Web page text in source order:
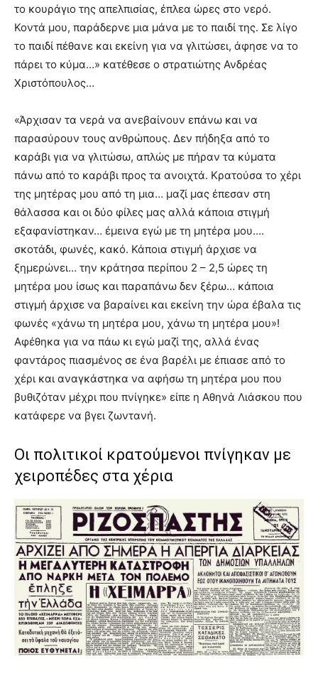
το κουράγιο της απελπισίας, έπλεα ώρες στο νερό.
Κοντά μου, παράδερνε μια μάνα με το παιδί της. Σε λίγο
το παιδί πέθανε και εκείνη για να γλιτώσει, άφησε να το
πάρει το κύμα…» κατέθεσε ο στρατιώτης Ανδρέας
Χριστόπουλος…
«Άρχισαν τα νερά να ανεβαίνουν επάνω και να
παρασύρουν τους ανθρώπους. Δεν πήδηξα από το
καράβι για να γλιτώσω, απλώς με πήραν τα κύματα
πάνω από το καράβι προς τα ανοιχτά. Κρατούσα το χέρι
της μητέρας μου από τη μια… μαζί μας έπεσαν στη
θάλασσα και οι δύο φίλες μας αλλά κάποια στιγμή
εξαφανίστηκαν… έμεινα εγώ με τη μητέρα μου….
σκοτάδι, φωνές, κακό. Κάποια στιγμή άρχισε να
ξημερώνει… την κράτησα περίπου 2 – 2,5 ώρες τη
μητέρα μου ίσως και παραπάνω δεν ξέρω… κάποια
στιγμή άρχισε να βαραίνει και εκείνη την ώρα έβαλα τις
φωνές «χάνω τη μητέρα μου, χάνω τη μητέρα μου»!
Αφέθηκα για να πάω κι εγώ μαζί της, αλλά ένας
φαντάρος πιασμένος σε ένα βαρέλι με έπιασε από το
χέρι και αναγκάστηκα να αφήσω τη μητέρα μου που
βυθιζόταν μέχρι που πνίγηκε» είπε η Αθηνά Λιάσκου που
κατάφερε να βγει ζωντανή.
Οι πολιτικοί κρατούμενοι πνίγηκαν με
χειροπέδες στα χέρια